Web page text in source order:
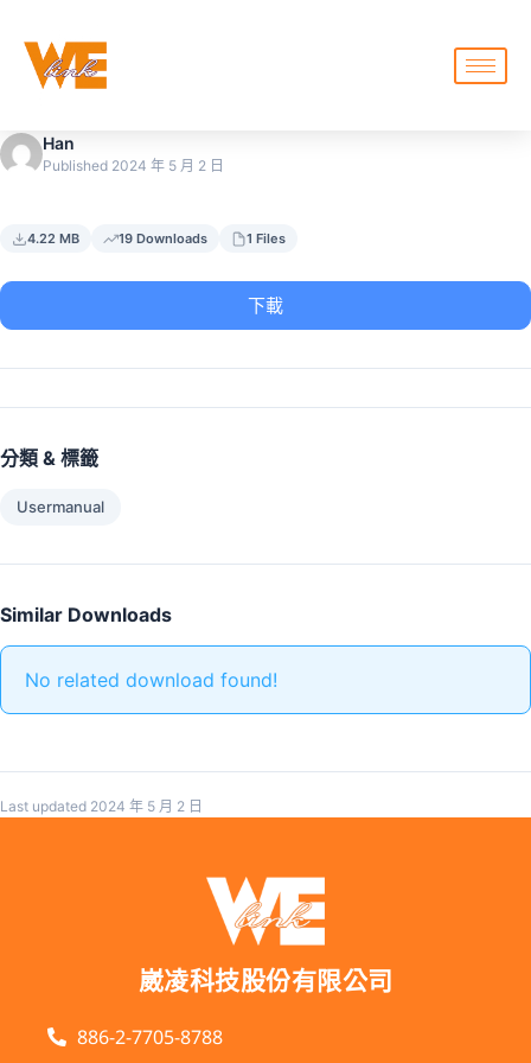
Han
Published 2024 年 5 月 2 日
4.22 MB 19 Downloads 1 Files
下載
分類 & 標籤
Usermanual
Similar Downloads
No related download found!
Last updated 2024 年 5 月 2 日
崴凌科技股份有限公司
886-2-7705-8788